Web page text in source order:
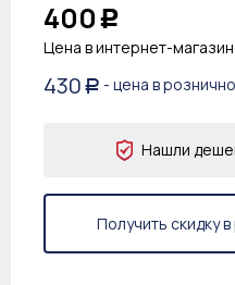
400 Р
Цена в интернет-
430 Р - цена в
Нашли
Получить скидку